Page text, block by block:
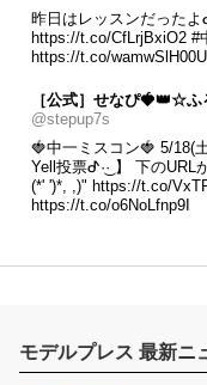
昨日はレッスンだった
https://t.co/CfLrjBxiO2 #
https://t.co/wamwSlH00U
@stepup7s
🍓中一ミスコン🍓 5/18(
Yell投票︎︎ᕷ·͜· ︎︎】 下のURL
(*' ')*, ,)" https://t.co/
https://t.co/o6NoLfnp9I
@stepup7s
https://t.co/
モデルプレス 最新ニ